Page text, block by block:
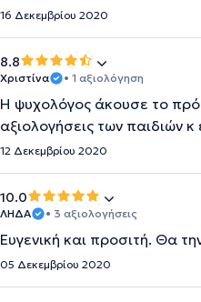
16 Δεκεμβρίου 2020
8.8
Χριστίνα • 1 αξιολόγηση
Η ψυχολόγος άκουσε το
αξιολογήσεις των παιδιών
12 Δεκεμβρίου 2020
10.0
ΛΗΔΑ • 3 αξιολογήσεις
Ευγενική και προσιτή. Θα
05 Δεκεμβρίου 2020